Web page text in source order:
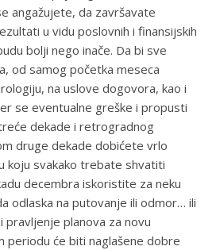
angažujete, da završavate
u vidu poslovnih i finansijskih
bolji nego inače. Da bi sve
od samog početka meseca
na uslove dogovora, kao i
se eventualne greške i propusti
dekade i retrogradnog
druge dekade dobićete vrlo
koju svakako trebate shvatiti
decembra iskoristite za neku
odlaska na putovanje ili odmor… ili
pravljenje planova za novu
periodu će biti naglašene dobre